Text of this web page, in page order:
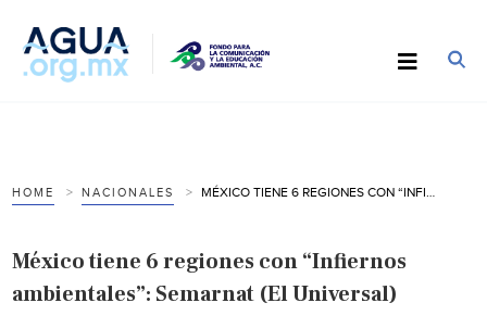
HOME NACIONALES
México tiene 6 regiones con “Infiernos
ambientales”: Semarnat (El Universal)